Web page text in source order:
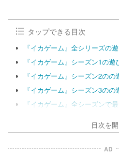
タップできる目次
『イカゲーム』全シリーズの
『イカゲーム』シーズン1の遊
『イカゲーム』シーズン2のの
『イカゲーム』シーズン3のの
『イカゲーム』全シーズンで
目次を開
AD